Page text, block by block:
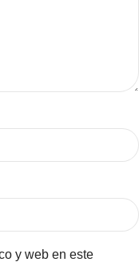
y web en este